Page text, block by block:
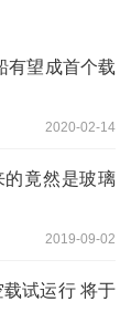
有望成首个载
2020-02-14
的竟然是玻璃
2019-09-02
试运行 将于